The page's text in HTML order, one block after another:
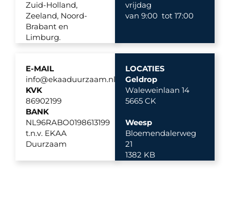
Zuid-Holland,
Zeeland, Noord-
Brabant en
Limburg.
vrijdag
van 9:00 tot 17:00
E-MAIL
info@ekaaduurzaam.nl
KVK
86902199
BANK
NL96RABO0198613199
t.n.v. EKAA
Duurzaam
LOCATIES
Geldrop
Waleweinlaan 14
5665 CK
Weesp
Bloemendalerweg
21
1382 KB